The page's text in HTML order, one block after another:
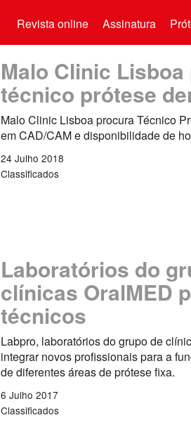
Revista online Assinatura
Malo Clinic
técnico prótese
Malo Clinic Lisboa procura Técnico
em CAD/CAM e disponibilidade de
24 Julho 2018
Classificados
Laboratórios do
clínicas OralMED
técnicos
Labpro, laboratórios do grupo de
integrar novos profissionais para a
de diferentes áreas de prótese fixa.
6 Julho 2017
Classificados